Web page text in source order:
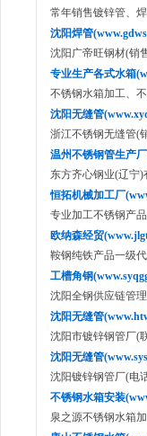
常年销售镀锌管、
沈阳焊管
沈阳广帝旺钢材(销
专业生产各式水箱
不锈钢水箱加工、
沈阳无缝管
浙江不锈钢无缝管(
温州不锈钢管生产
东方齐心钢业(辽宁)
恒拓机械加工厂
专业加工不锈钢产
欧纳森经贸
鞍钢纯铁产品一级
工槽角钢
沈阳全钢供应链管
沈阳无缝管
沈阳市镀锌钢管厂(
沈阳无缝管
沈阳镀锌钢管厂(电
不锈钢水箱安装
泉之源不锈钢水箱